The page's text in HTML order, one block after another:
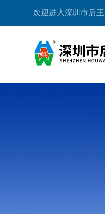
欢迎进入深圳市后